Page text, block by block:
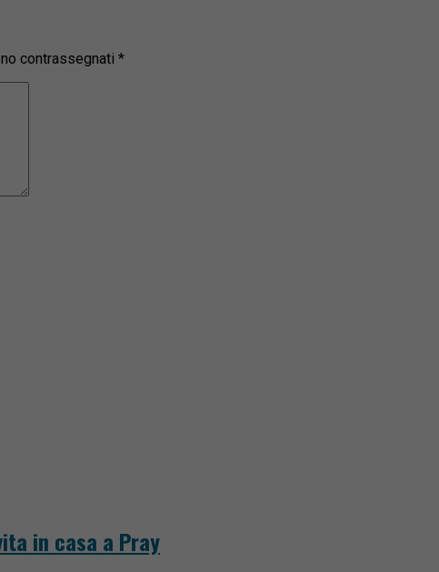
contrassegnati *
in casa a Pray